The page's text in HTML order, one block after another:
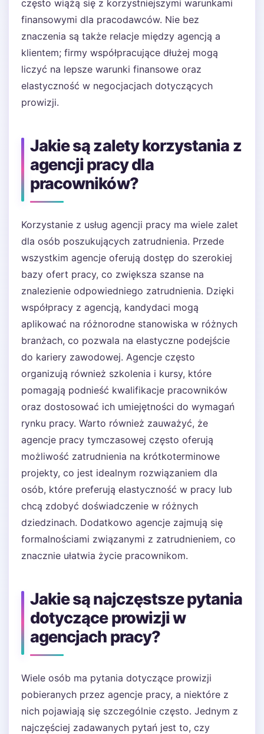
często wiążą się z korzystniejszymi warunkami
finansowymi dla pracodawców. Nie bez
znaczenia są także relacje między agencją a
klientem; firmy współpracujące dłużej mogą
liczyć na lepsze warunki finansowe oraz
elastyczność w negocjacjach dotyczących
prowizji.
Jakie są zalety korzystania z
agencji pracy dla
pracowników?
Korzystanie z usług agencji pracy ma wiele zalet
dla osób poszukujących zatrudnienia. Przede
wszystkim agencje oferują dostęp do szerokiej
bazy ofert pracy, co zwiększa szanse na
znalezienie odpowiedniego zatrudnienia. Dzięki
współpracy z agencją, kandydaci mogą
aplikować na różnorodne stanowiska w różnych
branżach, co pozwala na elastyczne podejście
do kariery zawodowej. Agencje często
organizują również szkolenia i kursy, które
pomagają podnieść kwalifikacje pracowników
oraz dostosować ich umiejętności do wymagań
rynku pracy. Warto również zauważyć, że
agencje pracy tymczasowej często oferują
możliwość zatrudnienia na krótkoterminowe
projekty, co jest idealnym rozwiązaniem dla
osób, które preferują elastyczność w pracy lub
chcą zdobyć doświadczenie w różnych
dziedzinach. Dodatkowo agencje zajmują się
formalnościami związanymi z zatrudnieniem, co
znacznie ułatwia życie pracownikom.
Jakie są najczęstsze pytania
dotyczące prowizji w
agencjach pracy?
Wiele osób ma pytania dotyczące prowizji
pobieranych przez agencje pracy, a niektóre z
nich pojawiają się szczególnie często. Jednym z
najczęściej zadawanych pytań jest to, czy